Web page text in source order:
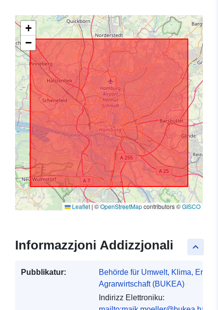
+
−
Leaflet | ©OpenStreetMapcontributors ©GISCO
keyboard_arrow_up
Informazzjoni Addizzjonali
Pubblikatur:
Behörde für Umwelt, Klima,
Agrarwirtschaft (BUKEA)
Indirizz Elettroniku: